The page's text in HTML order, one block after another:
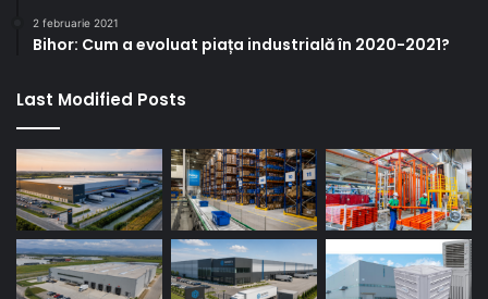
2 februarie 2021
Bihor: Cum a evoluat piața industrială în 2020-2021?
Last Modified Posts